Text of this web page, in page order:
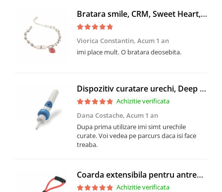
Bratara smile, CRM, Sweet Heart, argintie, 23 cm
Viorica Constantin, Acum 1 an
imi place mult. O bratara deosebita.
Dispozitiv curatare urechi, Deep Clean, cu micro-aspirare si vibratii
Achizitie verificata
Dana Costache, Acum 1 an
Dupa prima utilizare imi simt urechile
curate. Voi vedea pe parcurs daca isi face
treaba.
Coarda extensibila pentru antrenament fitness, prinderi multiple, latex natural, rezistenta mare
Achizitie verificata